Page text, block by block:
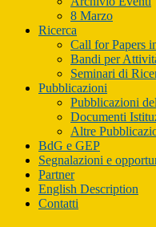
8 Marzo
Ricerca
Call for Papers
Bandi per
Seminari di
Pubblicazioni
Pubblicazioni
Documenti
Altre
BdG e GEP
Segnalazioni e
Partner
English Description
Contatti